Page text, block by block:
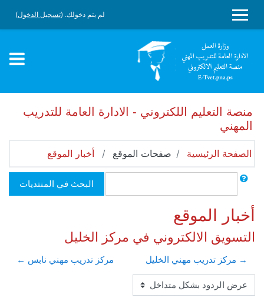
واجهة جانبية
لم يتم دخولك. (تسجيل الدخول)
منصة التعليم اللكتروني - الادارة العامة للتدريب
المهني
الصفحة الرئيسية صفحات الموقع أخبار الموقع
بحث البحث في المنتديات
أخبار الموقع
التسويق الالكتروني في مركز الخليل
→ مركز تدريب مهني الخليل مركز تدريب مهني نابس ←
نمط العرض